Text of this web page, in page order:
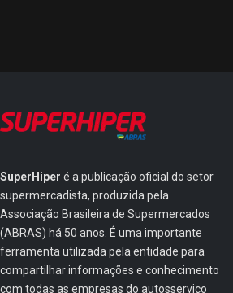
SuperHiper é a publicação oficial do setor
supermercadista, produzida pela
Associação Brasileira de Supermercados
(ABRAS) há 50 anos. É uma importante
ferramenta utilizada pela entidade para
compartilhar informações e conhecimento
com todas as empresas do autosserviço